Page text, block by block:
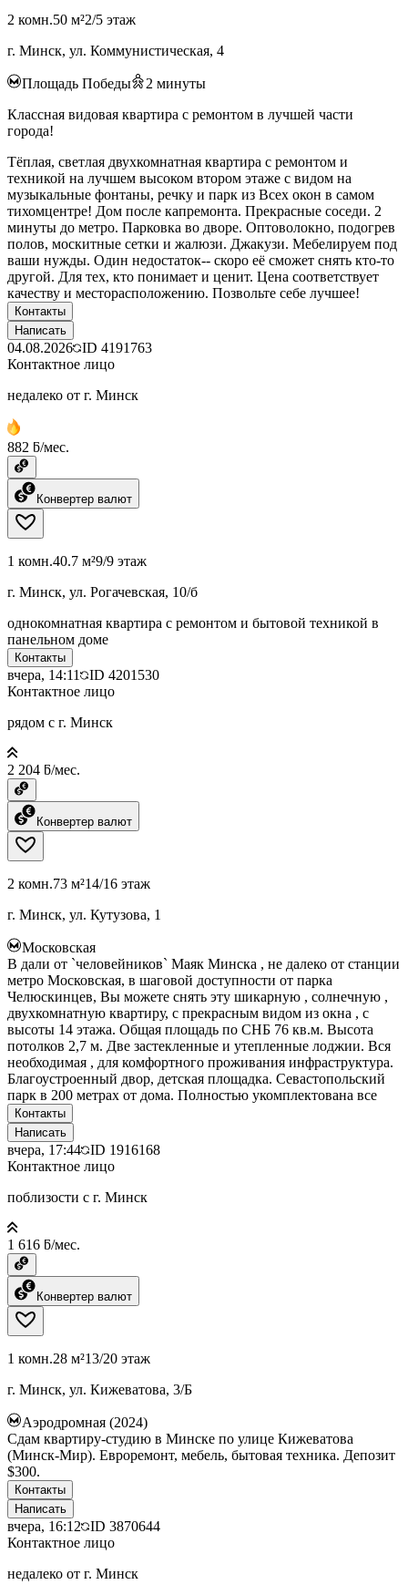
2 комн.50 м²2/5 этаж
г. Минск, ул. Коммунистическая, 4
Площадь Победы 2 минуты
Классная видовая квартира с ремонтом в лучшей части
города!
Тёплая, светлая двухкомнатная квартира с ремонтом и
техникой на лучшем высоком втором этаже с видом на
музыкальные фонтаны, речку и парк из Всех окон в самом
тихомцентре! Дом после капремонта. Прекрасные соседи. 2
минуты до метро. Парковка во дворе. Оптоволокно, подогрев
полов, москитные сетки и жалюзи. Джакузи. Мебелируем под
ваши нужды. Один недостаток-- скоро её сможет снять кто-то
другой. Для тех, кто понимает и ценит. Цена соответствует
качеству и месторасположению. Позвольте себе лучшее!
Контакты
Написать
04.08.2026 ID 4191763
Контактное лицо
недалеко от г. Минск
882 ƃ/мес.
Конвертер валют
1 комн.40.7 м²9/9 этаж
г. Минск, ул. Рогачевская, 10/б
однокомнатная квартира с ремонтом и бытовой техникой в
панельном доме
Контакты
вчера, 14:11 ID 4201530
Контактное лицо
рядом с г. Минск
2 204 ƃ/мес.
Конвертер валют
2 комн.73 м²14/16 этаж
г. Минск, ул. Кутузова, 1
Московская
В дали от `человейников` Маяк Минска , не далеко от станции
метро Московская, в шаговой доступности от парка
Челюскинцев, Вы можете снять эту шикарную , солнечную ,
двухкомнатную квартиру, с прекрасным видом из окна , с
высоты 14 этажа. Общая площадь по СНБ 76 кв.м. Высота
потолков 2,7 м. Две застекленные и утепленные лоджии. Вся
необходимая , для комфортного проживания инфраструктура.
Благоустроенный двор, детская площадка. Севастопольский
парк в 200 метрах от дома. Полностью укомплектована все
Контакты
Написать
вчера, 17:44 ID 1916168
Контактное лицо
поблизости с г. Минск
1 616 ƃ/мес.
Конвертер валют
1 комн.28 м²13/20 этаж
г. Минск, ул. Кижеватова, 3/Б
Аэродромная (2024)
Сдам квартиру-студию в Минске по улице Кижеватова
(Минск-Мир). Евроремонт, мебель, бытовая техника. Депозит
$300.
Контакты
Написать
вчера, 16:12 ID 3870644
Контактное лицо
недалеко от г. Минск